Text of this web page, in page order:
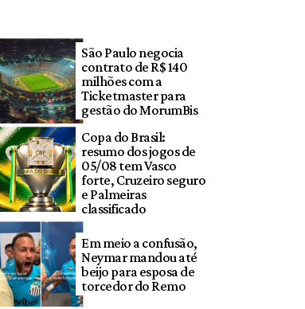
São Paulo negocia
contrato de R$ 140
milhões com a
Ticketmaster para
gestão do MorumBis
Copa do Brasil:
resumo dos jogos de
05/08 tem Vasco
forte, Cruzeiro seguro
e Palmeiras
classificado
Em meio a confusão,
Neymar mandou até
beijo para esposa de
torcedor do Remo